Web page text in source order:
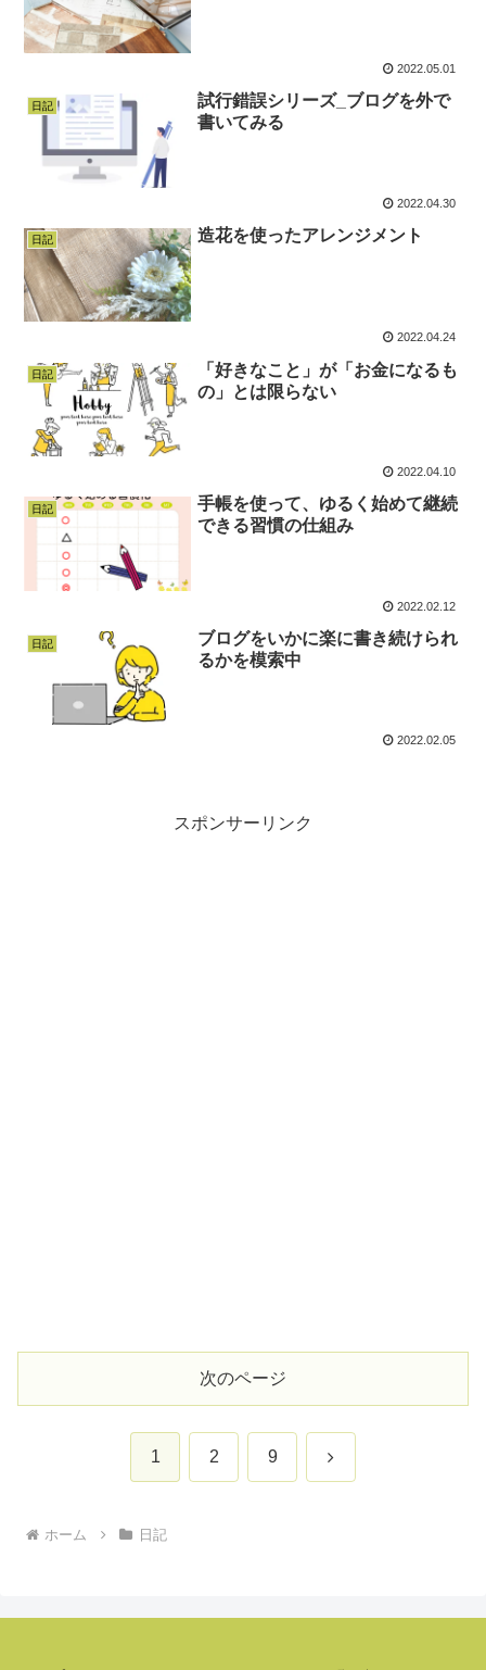
2022.05.01
日記
試行錯誤シリーズ_ブログを外で
書いてみる
2022.04.30
日記 造花を使ったアレンジメント
2022.04.24
日記
「好きなこと」が「お金になるも
の」とは限らない
2022.04.10
日記
手帳を使って、ゆるく始めて継続
できる習慣の仕組み
2022.02.12
日記
ブログをいかに楽に書き続けられ
るかを模索中
2022.02.05
スポンサーリンク
次のページ
1 2 9 次
ホーム 日記